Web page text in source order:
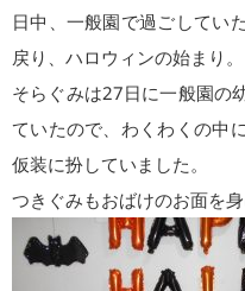
日中、一般園で過ごしてい
戻り、ハロウィンの始まり。
そらぐみは27日に一般園の
ていたので、わくわくの中
仮装に扮していました。
つきぐみもおばけのお面を身